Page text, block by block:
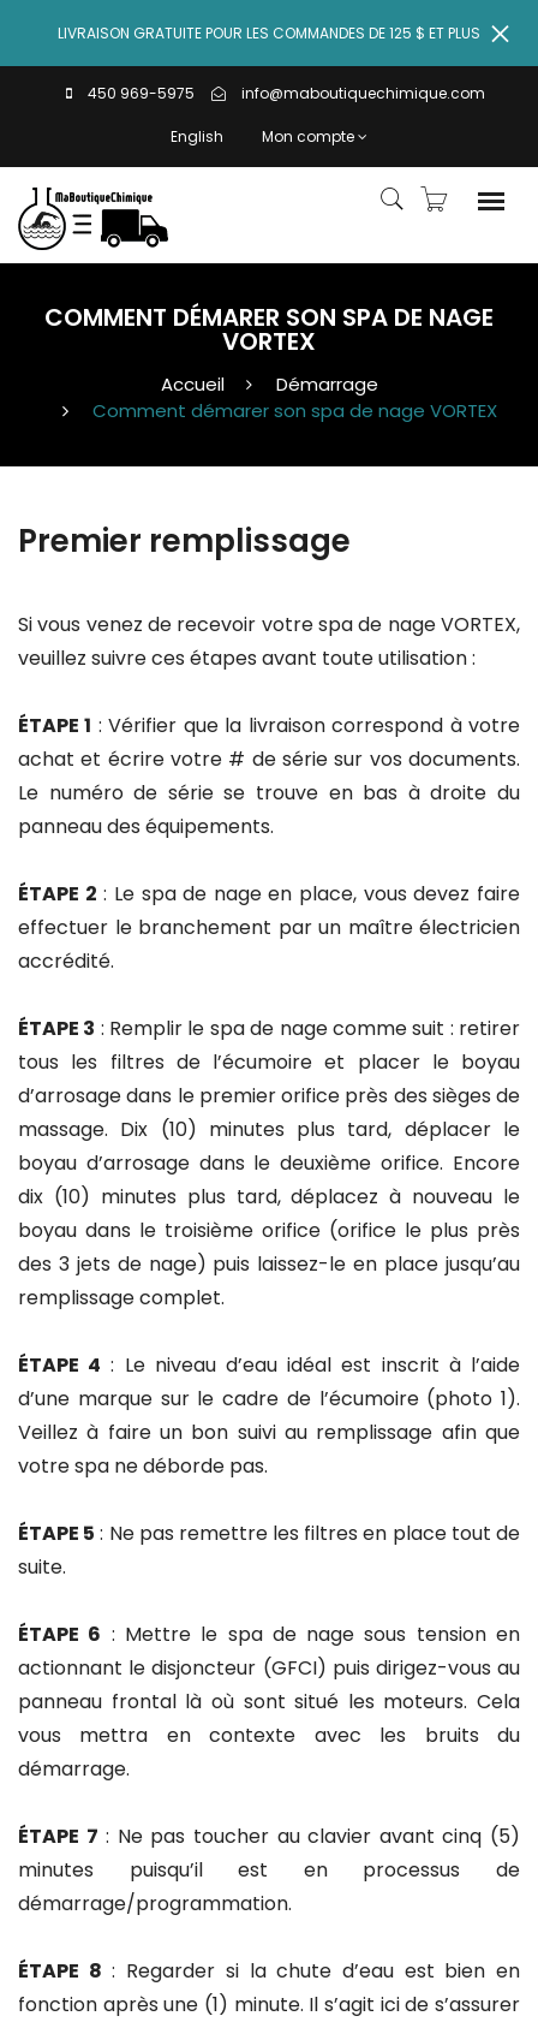
LIVRAISON GRATUITE POUR LES COMMANDES DE 125 $ ET PLUS
450 969-5975 info@maboutiquechimique.com
English Mon compte
COMMENT DÉMARER SON SPA DE NAGE
VORTEX
Accueil
Démarrage
Comment démarer son spa de nage VORTEX
Premier remplissage
Si vous venez de recevoir votre spa de nage VORTEX,
veuillez suivre ces étapes avant toute utilisation :
ÉTAPE 1 : Vérifier que la livraison correspond à votre
achat et écrire votre # de série sur vos documents.
Le numéro de série se trouve en bas à droite du
panneau des équipements.
ÉTAPE 2 : Le spa de nage en place, vous devez faire
effectuer le branchement par un maître électricien
accrédité.
ÉTAPE 3 : Remplir le spa de nage comme suit : retirer
tous les filtres de l’écumoire et placer le boyau
d’arrosage dans le premier orifice près des sièges de
massage. Dix (10) minutes plus tard, déplacer le
boyau d’arrosage dans le deuxième orifice. Encore
dix (10) minutes plus tard, déplacez à nouveau le
boyau dans le troisième orifice (orifice le plus près
des 3 jets de nage) puis laissez-le en place jusqu’au
remplissage complet.
ÉTAPE 4 : Le niveau d’eau idéal est inscrit à l’aide
d’une marque sur le cadre de l’écumoire (photo 1).
Veillez à faire un bon suivi au remplissage afin que
votre spa ne déborde pas.
ÉTAPE 5 : Ne pas remettre les filtres en place tout de
suite.
ÉTAPE 6 : Mettre le spa de nage sous tension en
actionnant le disjoncteur (GFCI) puis dirigez-vous au
panneau frontal là où sont situé les moteurs. Cela
vous mettra en contexte avec les bruits du
démarrage.
ÉTAPE 7 : Ne pas toucher au clavier avant cinq (5)
minutes puisqu’il est en processus de
démarrage/programmation.
ÉTAPE 8 : Regarder si la chute d’eau est bien en
fonction après une (1) minute. Il s’agit ici de s’assurer